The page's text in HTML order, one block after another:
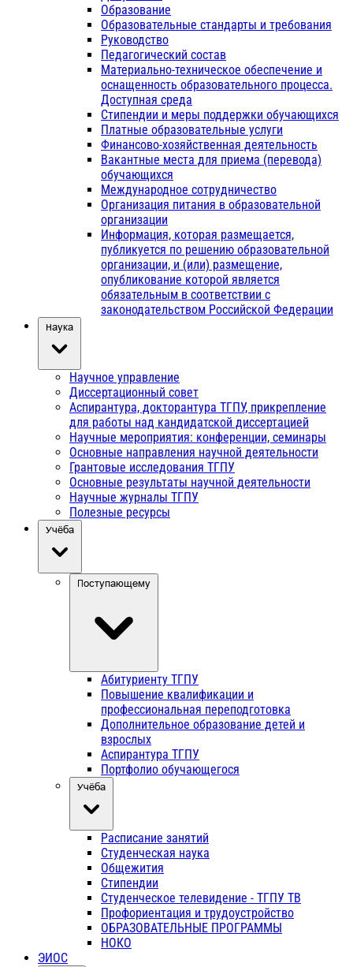
Образование
Образовательные стандарты и требования
Руководство
Педагогический состав
Материально-техническое обеспечение и
оснащенность образовательного процесса.
Доступная среда
Стипендии и меры поддержки обучающихся
Платные образовательные услуги
Финансово-хозяйственная деятельность
Вакантные места для приема (перевода)
обучающихся
Международное сотрудничество
Организация питания в образовательной
организации
Информация, которая размещается,
публикуется по решению образовательной
организации, и (или) размещение,
опубликование которой является
обязательным в соответствии с
законодательством Российской Федерации
Наука
Научное управление
Диссертационный совет
Аспирантура, докторантура ТГПУ, прикрепление
для работы над кандидатской диссертацией
Научные мероприятия: конференции, семинары
Основные направления научной деятельности
Грантовые исследования ТГПУ
Основные результаты научной деятельности
Научные журналы ТГПУ
Полезные ресурсы
Учёба
Поступающему
Абитуриенту ТГПУ
Повышение квалификации и
профессиональная переподготовка
Дополнительное образование детей и
взрослых
Аспирантура ТГПУ
Портфолио обучающегося
Учёба
Расписание занятий
Студенческая наука
Общежития
Стипендии
Студенческое телевидение - ТГПУ ТВ
Профориентация и трудоустройство
ОБРАЗОВАТЕЛЬНЫЕ ПРОГРАММЫ
НОКО
ЭИОС